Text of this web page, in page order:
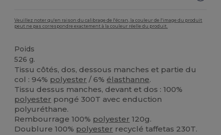
Veuillez noter qu'en raison du calibrage de l'écran, la couleur de l'image du produit
peut ne pas correspondre exactement à la couleur réelle du produit.
Poids
526 g.
Tissu côtés, dos, dessous manches et partie du
col : 94% polyester / 6% élasthanne.
Tissu dessus manches, devant et dos : 100%
polyester pongé 300T avec enduction
polyuréthane.
Rembourrage 100% polyester 120g.
Doublure 100% polyester recyclé taffetas 230T.